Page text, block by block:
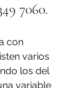
7060.
con
varios
los del
variable